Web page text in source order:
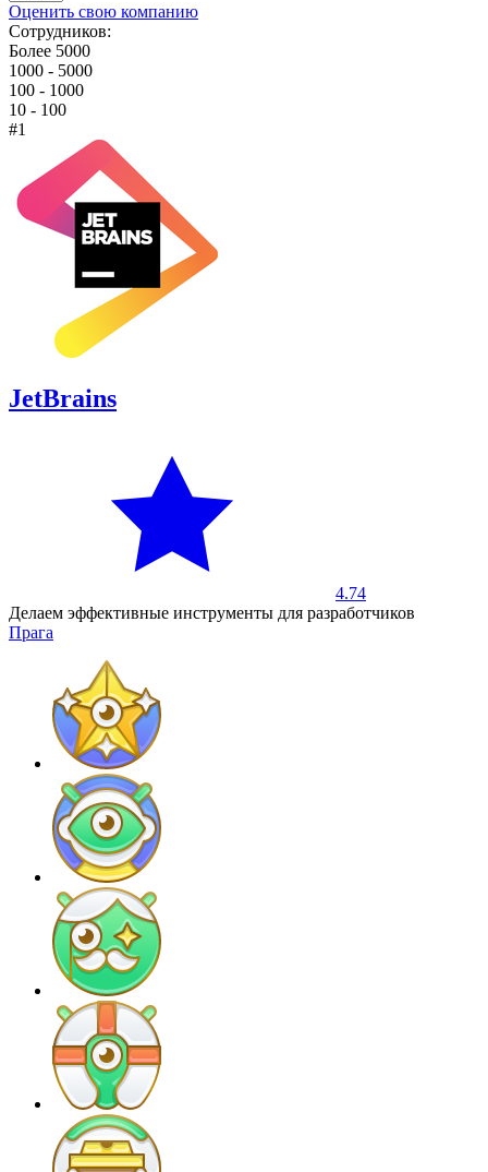
Оценить свою компанию
Сотрудников:
Более 5000
1000 - 5000
100 - 1000
10 - 100
#1
JetBrains
4.74
Делаем эффективные инструменты для разработчиков
Прага